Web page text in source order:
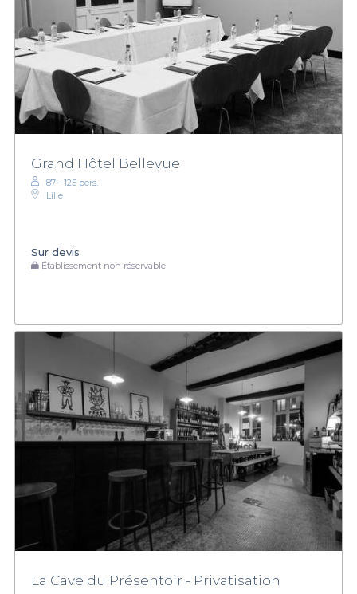
Grand Hôtel Bellevue
87 - 125 pers.
Lille
Sur devis
Établissement non réservable
La Cave du Présentoir - Privatisation